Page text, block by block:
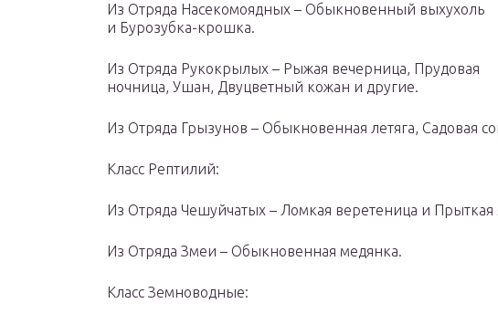
Из Отряда Насекомоядных – Обыкновенный выхухоль
и Бурозубка-крошка.
Из Отряда Рукокрылых – Рыжая вечерница, Прудовая
ночница, Ушан, Двуцветный кожан и другие.
Из Отряда Грызунов – Обыкновенная летяга, Садовая
Класс Рептилий:
Из Отряда Чешуйчатых – Ломкая веретеница и
Из Отряда Змеи – Обыкновенная медянка.
Класс Земноводные: